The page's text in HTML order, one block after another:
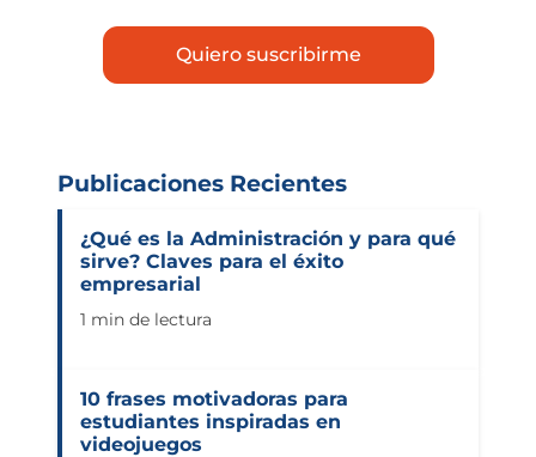
Publicaciones Recientes
¿Qué es la Administración y para qué
sirve? Claves para el éxito
empresarial
1 min de lectura
10 frases motivadoras para
estudiantes inspiradas en
videojuegos